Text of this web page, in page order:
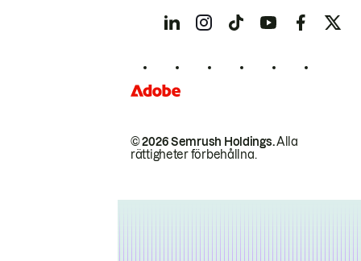
© 2026 Semrush Holdings.Alla
rättigheter förbehållna.